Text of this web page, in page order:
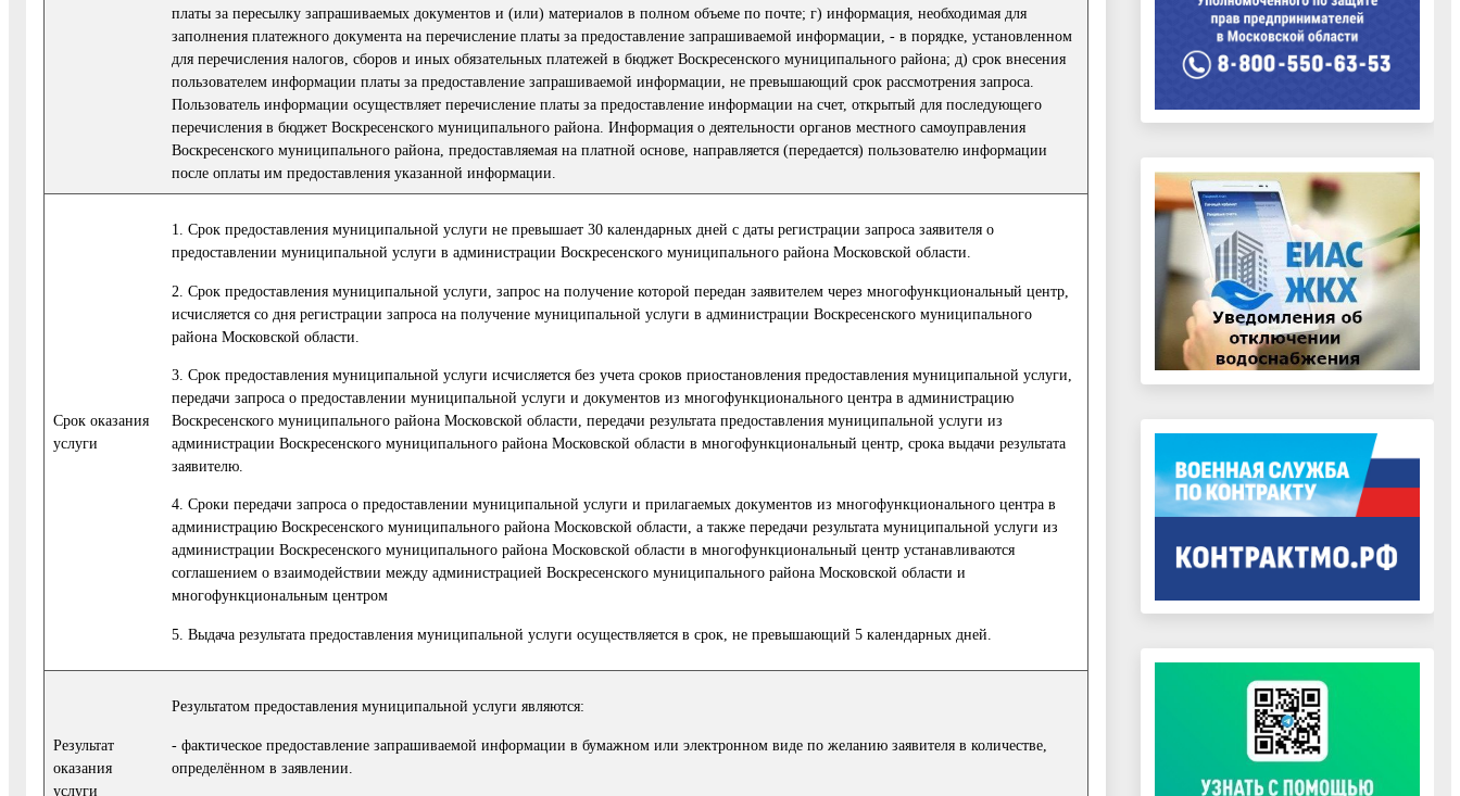
платы за пересылку запрашиваемых документов и (или) материалов в полном объеме по почте; г) информация, необходимая для
заполнения платежного документа на перечисление платы за предоставление запрашиваемой информации, - в порядке, установленном
для перечисления налогов, сборов и иных обязательных платежей в бюджет Воскресенского муниципального района; д) срок внесения
пользователем информации платы за предоставление запрашиваемой информации, не превышающий срок рассмотрения запроса.
Пользователь информации осуществляет перечисление платы за предоставление информации на счет, открытый для последующего
перечисления в бюджет Воскресенского муниципального района. Информация о деятельности органов местного самоуправления
Воскресенского муниципального района, предоставляемая на платной основе, направляется (передается) пользователю информации
после оплаты им предоставления указанной информации.
Cрок оказания
услуги
1. Срок предоставления муниципальной услуги не превышает 30 календарных дней с даты регистрации запроса заявителя о
предоставлении муниципальной услуги в администрации Воскресенского муниципального района Московской области.
2. Срок предоставления муниципальной услуги, запрос на получение которой передан заявителем через многофункциональный центр,
исчисляется со дня регистрации запроса на получение муниципальной услуги в администрации Воскресенского муниципального
района Московской области.
3. Срок предоставления муниципальной услуги исчисляется без учета сроков приостановления предоставления муниципальной услуги,
передачи запроса о предоставлении муниципальной услуги и документов из многофункционального центра в администрацию
Воскресенского муниципального района Московской области, передачи результата предоставления муниципальной услуги из
администрации Воскресенского муниципального района Московской области в многофункциональный центр, срока выдачи результата
заявителю.
4. Сроки передачи запроса о предоставлении муниципальной услуги и прилагаемых документов из многофункционального центра в
администрацию Воскресенского муниципального района Московской области, а также передачи результата муниципальной услуги из
администрации Воскресенского муниципального района Московской области в многофункциональный центр устанавливаются
соглашением о взаимодействии между администрацией Воскресенского муниципального района Московской области и
многофункциональным центром
5. Выдача результата предоставления муниципальной услуги осуществляется в срок, не превышающий 5 календарных дней.
Результат
оказания
услуги
Результатом предоставления муниципальной услуги являются:
- фактическое предоставление запрашиваемой информации в бумажном или электронном виде по желанию заявителя в количестве,
определённом в заявлении.